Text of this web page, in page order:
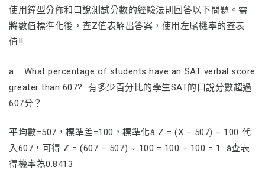
使用鐘型分佈和口說測試分數的經驗法則回答以下問題。需
將數值標準化後，查Z值表解出答案，使用左尾機率的查表
值!!
a. What percentage of students have an SAT verbal score
greater than 607? 有多少百分比的學生SAT的口說分數超過
607分？
平均數=507，標準差=100，標準化à Z = (X – 507) ÷ 100 代
入607，可得 Z = (607 – 507) ÷ 100 = 100 ÷ 100 = 1 à查表
得機率為0.8413